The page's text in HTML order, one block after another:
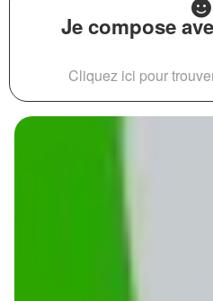
Je compose
Cliquez ici pour